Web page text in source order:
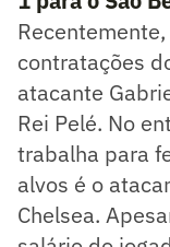
contratações
atacante
Rei Pelé. No
trabalha para
alvos é o
Chelsea.